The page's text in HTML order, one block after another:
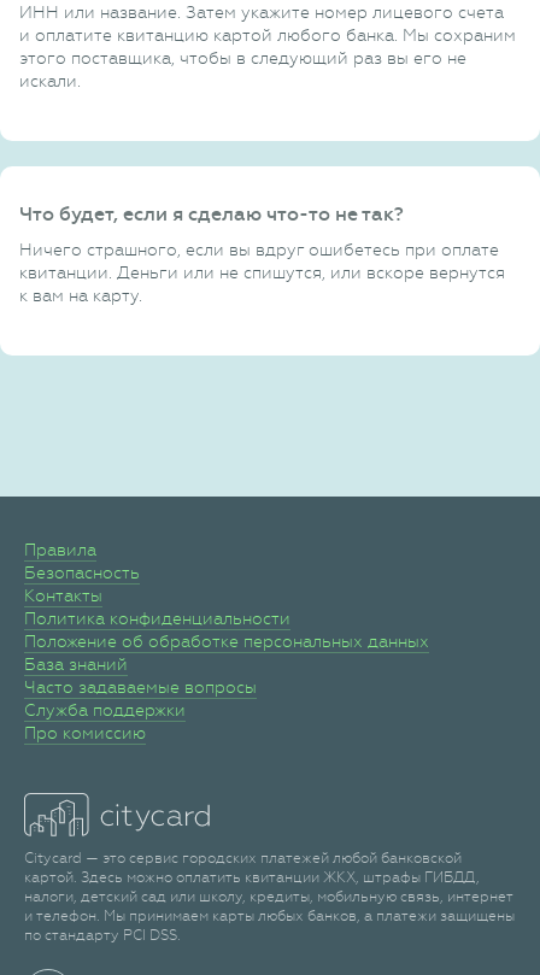
ИНН или название. Затем укажите номер лицевого счета
и оплатите квитанцию картой любого банка. Мы сохраним
этого поставщика, чтобы в следующий раз вы его не
искали.
Что будет, если я сделаю что-то не так?
Ничего страшного, если вы вдруг ошибетесь при оплате
квитанции. Деньги или не спишутся, или вскоре вернутся
к вам на карту.
Правила
Безопасность
Контакты
Политика конфиденциальности
Положение об обработке персональных данных
База знаний
Часто задаваемые вопросы
Служба поддержки
Про комиссию
Citycard — это сервис городских платежей любой банковской
картой. Здесь можно оплатить квитанции ЖКХ, штрафы ГИБДД,
налоги, детский сад или школу, кредиты, мобильную связь, интернет
и телефон. Мы принимаем карты любых банков, а платежи защищены
по стандарту PCI DSS.